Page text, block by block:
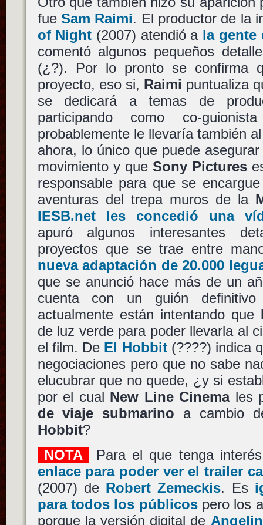
fue Sam Raimi. El productor de la
of Night (2007) atendió a la gente
comentó algunos pequeños
(¿?). Por lo pronto se confirma
proyecto, eso si, Raimi puntualiza
se dedicará a temas de
participando como co-
probablemente le llevaría también
ahora, lo único que puede
movimiento y que Sony Pictures
responsable para que se
aventuras del trepa muros de la
IESB.net les concedió una
apuró algunos interesantes
proyectos que se trae entre
nueva adaptación de 20.000
que se anunció hace más de un
cuenta con un guión
actualmente están intentando que
de luz verde para poder llevarla al
el film. De El Hobbit(????) indica
negociaciones pero que no sabe
elucubrar que no quede, ¿y si
por el cual New Line Cinema les
de viaje submarino a cambio
Hobbit?
NOTA
Para el que tenga
enlace para poder ver el trailer
(2007) de Robert Zemeckis. Es
para todos los públicospero los
porque la versión digital de